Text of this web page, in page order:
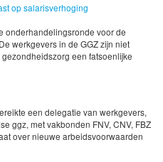
op salarisverhoging
onderhandelingsronde voor de
werkgevers in de GGZ zijn niet
een fatsoenlijke
een delegatie van werkgevers,
ggz, met vakbonden FNV, CNV, FBZ
over nieuwe arbeidsvoorwaarden